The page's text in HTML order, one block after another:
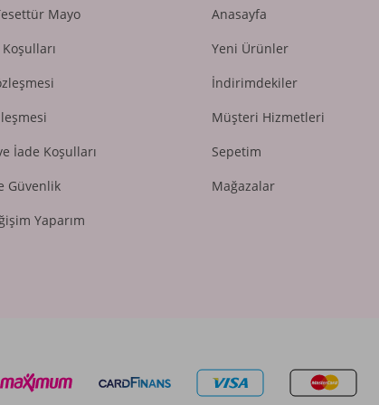
Mayo
İade Koşulları
Güvenlik
Yaparım
Anasayfa
Yeni Ürünler
İndirimdekiler
Müşteri Hizmetleri
Sepetim
Mağazalar